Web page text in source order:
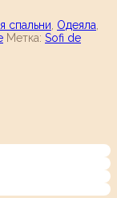
спальни Одеяла
Метка: Sofi de